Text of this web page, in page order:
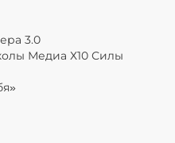
3.0
Медиа Х10 Силы